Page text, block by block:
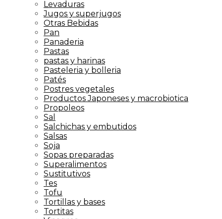
Levaduras
Jugos y superjugos
Otras Bebidas
Pan
Panaderia
Pastas
pastas y harinas
Pasteleria y bolleria
Patés
Postres vegetales
Productos Japoneses y macrobiotica
Propoleos
Sal
Salchichas y embutidos
Salsas
Soja
Sopas preparadas
Superalimentos
Sustitutivos
Tes
Tofu
Tortillas y bases
Tortitas